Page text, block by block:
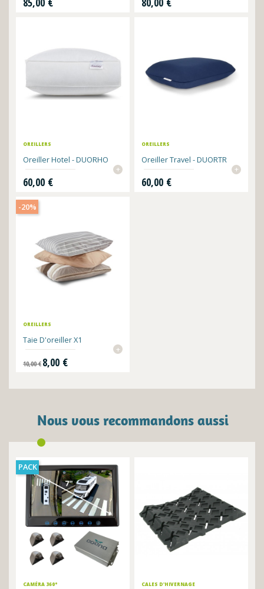
OREILLERS
Oreiller Hotel - DUORHO
+
Prix
60,00 €
OREILLERS
Oreiller Travel - DUORTR
+
Prix
60,00 €
OREILLERS
Taie D'oreiller X1
+
Prix de base
10,00 €
Prix
8,00 €
-20%
Nous vous recommandons aussi
CAMÉRA 360°
PACK
CALES D'HIVERNAGE